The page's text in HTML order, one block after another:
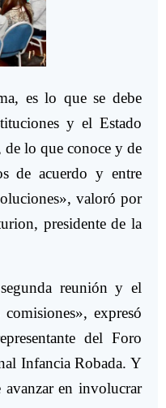
es lo que se debe
y el Estado
de lo que conoce y de
de acuerdo y entre
valoró por
presidente de la
reunión y el
expresó
del Foro
Infancia Robada. Y
en involucrar